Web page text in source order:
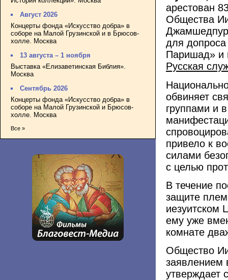
Август 2026
Концерты фонда «Искусство добра» в
соборе на Малой Грузинской и в Брюсов-
холле. Москва
13 августа – 1 ноября
Выставка «Елизаветинская Библия».
Москва
Сентябрь 2026
Концерты фонда «Искусство добра» в
соборе на Малой Грузинской и Брюсов-
холле. Москва
Все »
арестован
Общества
для
Паришад» и
Русская
обвиняет
группами и
привело к
силами
с целью
В течение
защите
иезуитском
ему уже
комнате
Общество
заявлением
утверждает